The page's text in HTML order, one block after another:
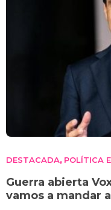
DESTACADA, POLÍTICA
Guerra abierta
vamos a mandar